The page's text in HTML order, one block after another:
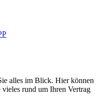
alles im Blick. Hier können
vieles rund um Ihren Vertrag